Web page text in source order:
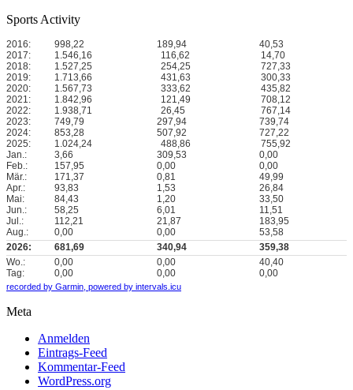
Sports Activity
2016: 998,22 189,94
40,53
2017:
1.546,16 116,62
14,70
2018:
1.527,25 254,25
727,33
2019:
1.713,66 431,63
300,33
2020:
1.567,73 333,62
435,82
2021:
1.842,96 121,49
708,12
2022:
1.938,71 26,45
767,14
2023:
749,79 297,94
739,74
2024:
853,28 507,92
727,22
2025:
1.024,24 488,86
755,92
Jan.:
3,66 309,53
0,00
Feb.:
157,95 0,00
0,00
Mär.:
171,37 0,81
49,99
Apr.:
93,83 1,53
26,84
Mai:
84,43 1,20
33,50
Jun.:
58,25 6,01
11,51
Jul.:
112,21 21,87
183,95
Aug.:
0,00 0,00
53,58
2026:
681,69 340,94
359,38
Wo.:
0,00 0,00
40,40
Tag:
0,00 0,00 0,00
recorded by Garmin, powered by intervals.icu
Meta
Anmelden
Eintrags-Feed
Kommentar-Feed
WordPress.org